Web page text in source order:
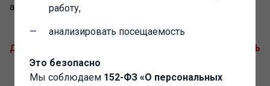
адресу
prosto@1c.ru
ДОБАВИТЬ В GOOGLE CALENDAR ДОБАВИТЬ В КАЛЕНДАРЬ
работу,
анализировать посещаемость
Это безопасно
Мы соблюдаем 152-ФЗ «О персональных